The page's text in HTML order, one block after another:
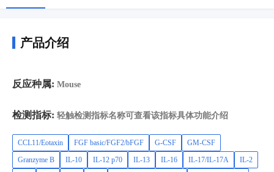
1,GDF-15,FasL/Fas-L/Fas
V,C-Reactive Protein/CRP,Chitinase 3-like 1/CHI3L1/YKL-
40,C1qR1/CD93,TIMP-1,PlGF-2,Osteopontin/OPN,MMP-
12,HGF,CD105/Endoglin,CXCL16,Angiopoietin-
27,IL-3,beta-NGF,CCL3/MIP-1 alpha,CCL4/MIP-1 beta,IFN-
gamma,IL-1 alpha/IL-1F1,IL-1 beta/IL-1F2,CCL19/MIP-3
beta,CCL20/MIP-3 alpha,Proprotein Convertase
9/PCSK9,S100A8,CXCL1/GRO alpha/KC/CINC-
产品介绍
反应种属: Mouse
检测指标: 轻触检测指标名称可查看该指标具体功能介绍
CCL11/Eotaxin FGF basic/FGF2/bFGF G-CSF
GM-CSF
Granzyme B
IL-10 IL-12 p70 IL-13 IL-16 IL-17/IL-17A
IL-2